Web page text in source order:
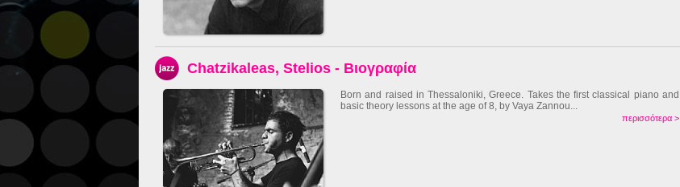
Chatzikaleas, Stelios - Βιογραφία
Born and raised in Thessaloniki, Greece. Takes the first classical piano and
basic theory lessons at the age of 8, by Vaya Zannou...
περισσότερα >